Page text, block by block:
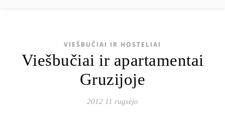
VIEŠBUČIAI IR HOSTELIAI
Viešbučiai ir apartamentai
Gruzijoje
2012 11 rugsėjo